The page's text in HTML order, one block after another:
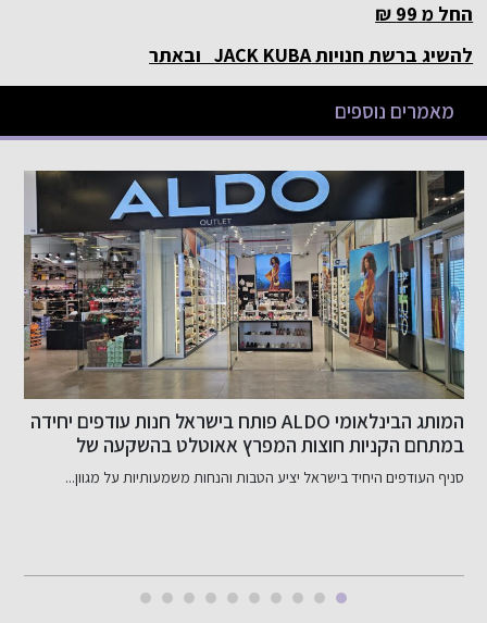
החל מ 99 ₪
להשיג ברשת חנויות JACK KUBA ובאתר
מאמרים נוספים
המותג הבינלאומי ALDO פותח בישראל חנות עודפים יחידה
במתחם הקניות חוצות המפרץ אאוטלט בהשקעה של
כ-800 אלף שקל
סניף העודפים היחיד בישראל יציע הטבות והנחות משמעותיות על מגוון...